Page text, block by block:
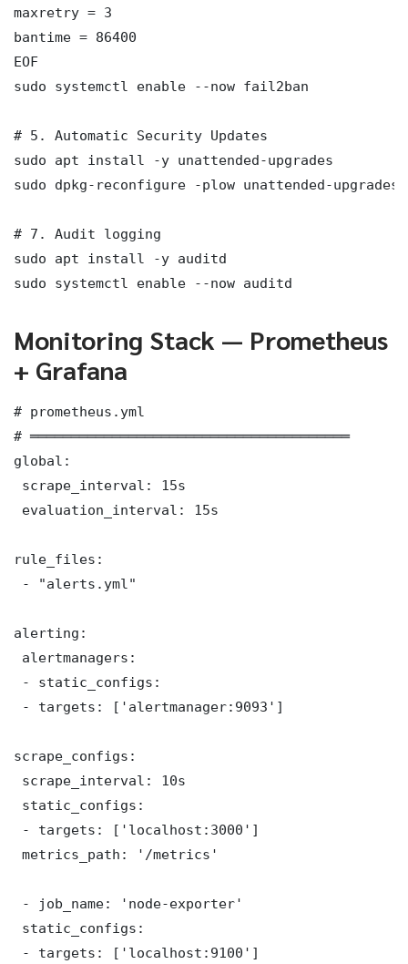
maxretry = 3
bantime = 86400
EOF
sudo systemctl enable --now fail2ban
# 5. Automatic Security Updates
sudo apt install -y unattended-upgrades
sudo dpkg-reconfigure -plow unattended-upgrades
# 7. Audit logging
sudo apt install -y auditd
sudo systemctl enable --now auditd
Monitoring Stack — Prometheus
+ Grafana
# prometheus.yml
# ═══════════════════════════════════════
global:
scrape_interval: 15s
evaluation_interval: 15s
rule_files:
- "alerts.yml"
alerting:
alertmanagers:
- static_configs:
- targets: ['alertmanager:9093']
scrape_configs:
scrape_interval: 10s
static_configs:
- targets: ['localhost:3000']
metrics_path: '/metrics'
- job_name: 'node-exporter'
static_configs:
- targets: ['localhost:9100']